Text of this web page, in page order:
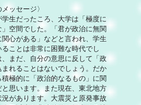
ッセージ〉
生だったころ、大学は「極度に
空間でした。「君が政治に無関
心がある」などと言われ、学生
ことは非常に困難な時代でし
まだ、自分の意思に反して「政
れることはないでしょう。だか
極的に「政治的なるもの」に関
思います。また現在、東北地方
があります。大震災と原発事故